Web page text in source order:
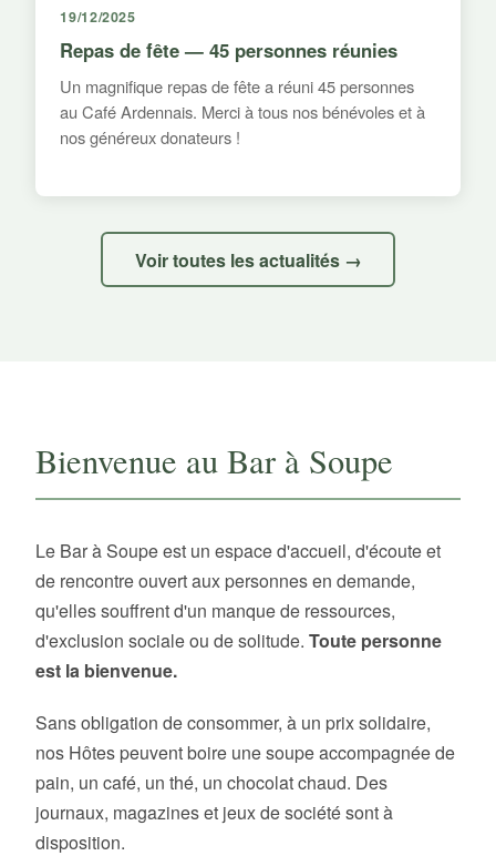
19/12/2025
Repas de fête — 45 personnes réunies
Un magnifique repas de fête a réuni 45 personnes
au Café Ardennais. Merci à tous nos bénévoles et à
nos généreux donateurs !
Voir toutes les actualités →
Bienvenue au Bar à Soupe
Le Bar à Soupe est un espace d'accueil, d'écoute et
de rencontre ouvert aux personnes en demande,
qu'elles souffrent d'un manque de ressources,
d'exclusion sociale ou de solitude. Toute personne
est la bienvenue.
Sans obligation de consommer, à un prix solidaire,
nos Hôtes peuvent boire une soupe accompagnée de
pain, un café, un thé, un chocolat chaud. Des
journaux, magazines et jeux de société sont à
disposition.